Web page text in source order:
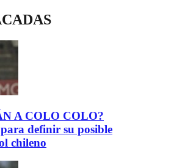
A COLO COLO?
definir su posible
chileno